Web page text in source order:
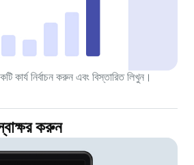
নির্বাচন করুন এবং বিস্তারিত লিখুন।
করুন